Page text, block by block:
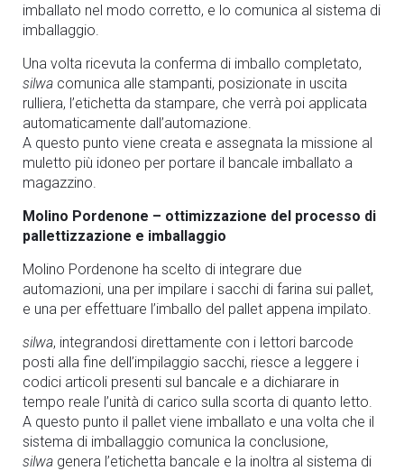
imballato nel modo corretto, e lo comunica al sistema di
imballaggio.
Una volta ricevuta la conferma di imballo completato,
silwa comunica alle stampanti, posizionate in uscita
rulliera, l’etichetta da stampare, che verrà poi applicata
automaticamente dall’automazione.
A questo punto viene creata e assegnata la missione al
muletto più idoneo per portare il bancale imballato a
magazzino.
Molino Pordenone – ottimizzazione del processo di
pallettizzazione e imballaggio
Molino Pordenone ha scelto di integrare due
automazioni, una per impilare i sacchi di farina sui pallet,
e una per effettuare l’imballo del pallet appena impilato.
silwa, integrandosi direttamente con i lettori barcode
posti alla fine dell’impilaggio sacchi, riesce a leggere i
codici articoli presenti sul bancale e a dichiarare in
tempo reale l’unità di carico sulla scorta di quanto letto.
A questo punto il pallet viene imballato e una volta che il
sistema di imballaggio comunica la conclusione,
silwa genera l’etichetta bancale e la inoltra al sistema di